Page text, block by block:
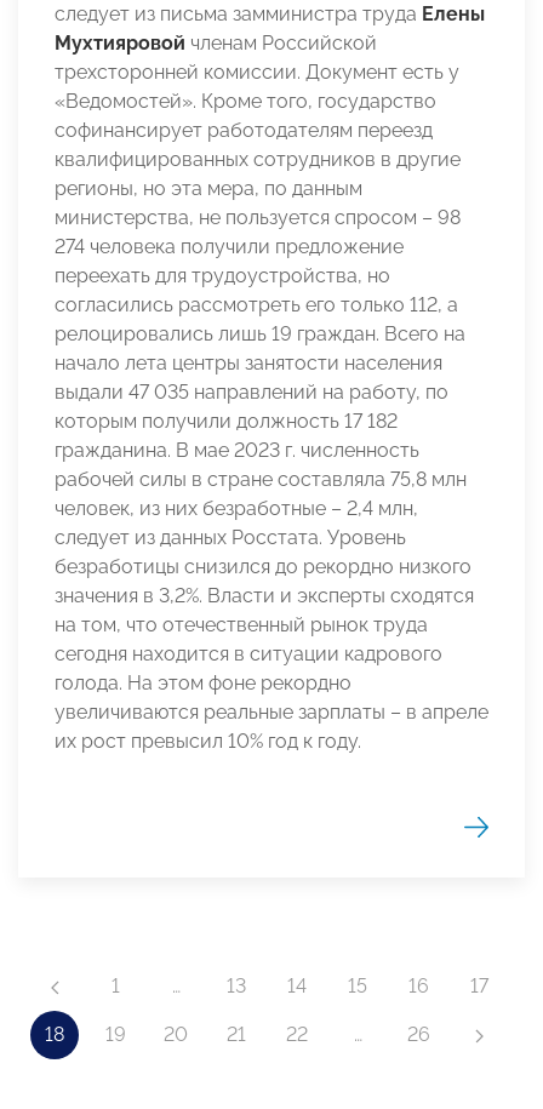
следует из письма замминистра труда Елены
Мухтияровой членам Российской
трехсторонней комиссии. Документ есть у
«Ведомостей». Кроме того, государство
софинансирует работодателям переезд
квалифицированных сотрудников в другие
регионы, но эта мера, по данным
министерства, не пользуется спросом – 98
274 человека получили предложение
переехать для трудоустройства, но
согласились рассмотреть его только 112, а
релоцировались лишь 19 граждан. Всего на
начало лета центры занятости населения
выдали 47 035 направлений на работу, по
которым получили должность 17 182
гражданина. В мае 2023 г. численность
рабочей силы в стране составляла 75,8 млн
человек, из них безработные – 2,4 млн,
следует из данных Росстата. Уровень
безработицы снизился до рекордно низкого
значения в 3,2%. Власти и эксперты сходятся
на том, что отечественный рынок труда
сегодня находится в ситуации кадрового
голода. На этом фоне рекордно
увеличиваются реальные зарплаты – в апреле
их рост превысил 10% год к году.
1 … 13 14 15 16 17
18 19 20 21 22 … 26